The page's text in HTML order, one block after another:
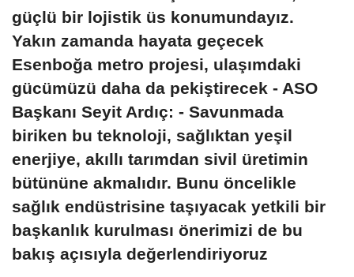
güçlü bir lojistik üs konumundayız.
Yakın zamanda hayata geçecek
Esenboğa metro projesi, ulaşımdaki
gücümüzü daha da pekiştirecek - ASO
Başkanı Seyit Ardıç: - Savunmada
biriken bu teknoloji, sağlıktan yeşil
enerjiye, akıllı tarımdan sivil üretimin
bütününe akmalıdır. Bunu öncelikle
sağlık endüstrisine taşıyacak yetkili bir
başkanlık kurulması önerimizi de bu
bakış açısıyla değerlendiriyoruz